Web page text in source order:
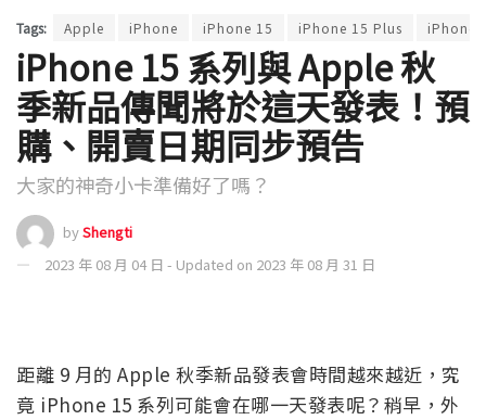
Tags: Apple iPhone iPhone 15 iPhone 15 Plus iPhone
iPhone 15 系列與 Apple 秋
季新品傳聞將於這天發表！預
購、開賣日期同步預告
大家的神奇小卡準備好了嗎？
byShengti
2023 年 08 月 04 日 - Updated on 2023 年 08 月 31 日
距離 9 月的 Apple 秋季新品發表會時間越來越近，究
竟 iPhone 15 系列可能會在哪一天發表呢？稍早，外